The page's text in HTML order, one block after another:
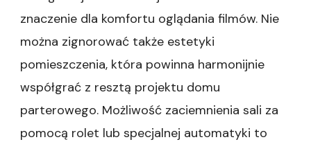
znaczenie dla komfortu oglądania filmów. Nie
można zignorować także estetyki
pomieszczenia, która powinna harmonijnie
współgrać z resztą projektu domu
parterowego. Możliwość zaciemnienia sali za
pomocą rolet lub specjalnej automatyki to